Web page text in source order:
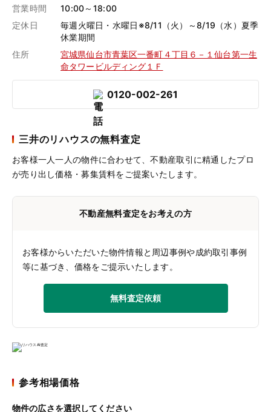
営業時間
10:00～18:00
定休日
毎週火曜日・水曜日※8/11（火）～8/19（水）夏季
休業期間
住所
宮城県仙台市青葉区一番町４丁目６－１仙台第一生
命タワービルディング１Ｆ
0120-002-261
三井のリハウスの無料査定
お客様一人一人の物件に合わせて、不動産取引に精通したプロ
が売り出し価格・募集賃料をご提案いたします。
不動産無料査定をお考えの方
お客様からいただいた物件情報と周辺事例や成約取引事例
等に基づき、価格をご提示いたします。
無料査定依頼
参考相場価格
物件の広さを選択してください